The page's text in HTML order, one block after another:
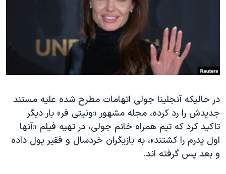
حقوق شهروندی
اقتصادی
علم و فناوری
گالری عکس
آرشیو پخش زنده
انتخابات ریاست جمهوری آمریکا ۲۰۲۴
حمله جمهوری اسلامی به اسرائیل
رمز مهسا
اعتراضات زن، زندگی، آزادی
مجموعه مستندهای دادخواهی
تریبونال مردمی آبان ۹۸
دادگاه حمید نوری
زبانهای مختلف
در حالیکه آنجلینا جولی اتهامات مطرح شده علیه مستند
جدیدش را رد کرده، مجله مشهور «ونیتی فر» بار دیگر
تاکید کرد که تیم همراه خانم جولی، در تهیه فیلم «آنها
اول پدرم را کشتند»، به بازیگران خردسال و فقیر پول داده
و بعد پس گرفته اند.